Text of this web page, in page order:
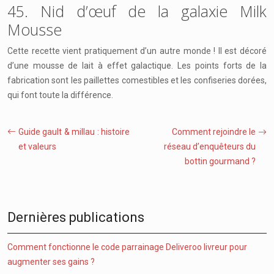
45. Nid d’œuf de la galaxie Milk
Mousse
Cette recette vient pratiquement d’un autre monde ! Il est décoré
d’une mousse de lait à effet galactique. Les points forts de la
fabrication sont les paillettes comestibles et les confiseries dorées,
qui font toute la différence.
Guide gault & millau : histoire
et valeurs
Comment rejoindre le
réseau d’enquêteurs du
bottin gourmand ?
Dernières publications
Comment fonctionne le code parrainage Deliveroo livreur pour
augmenter ses gains ?